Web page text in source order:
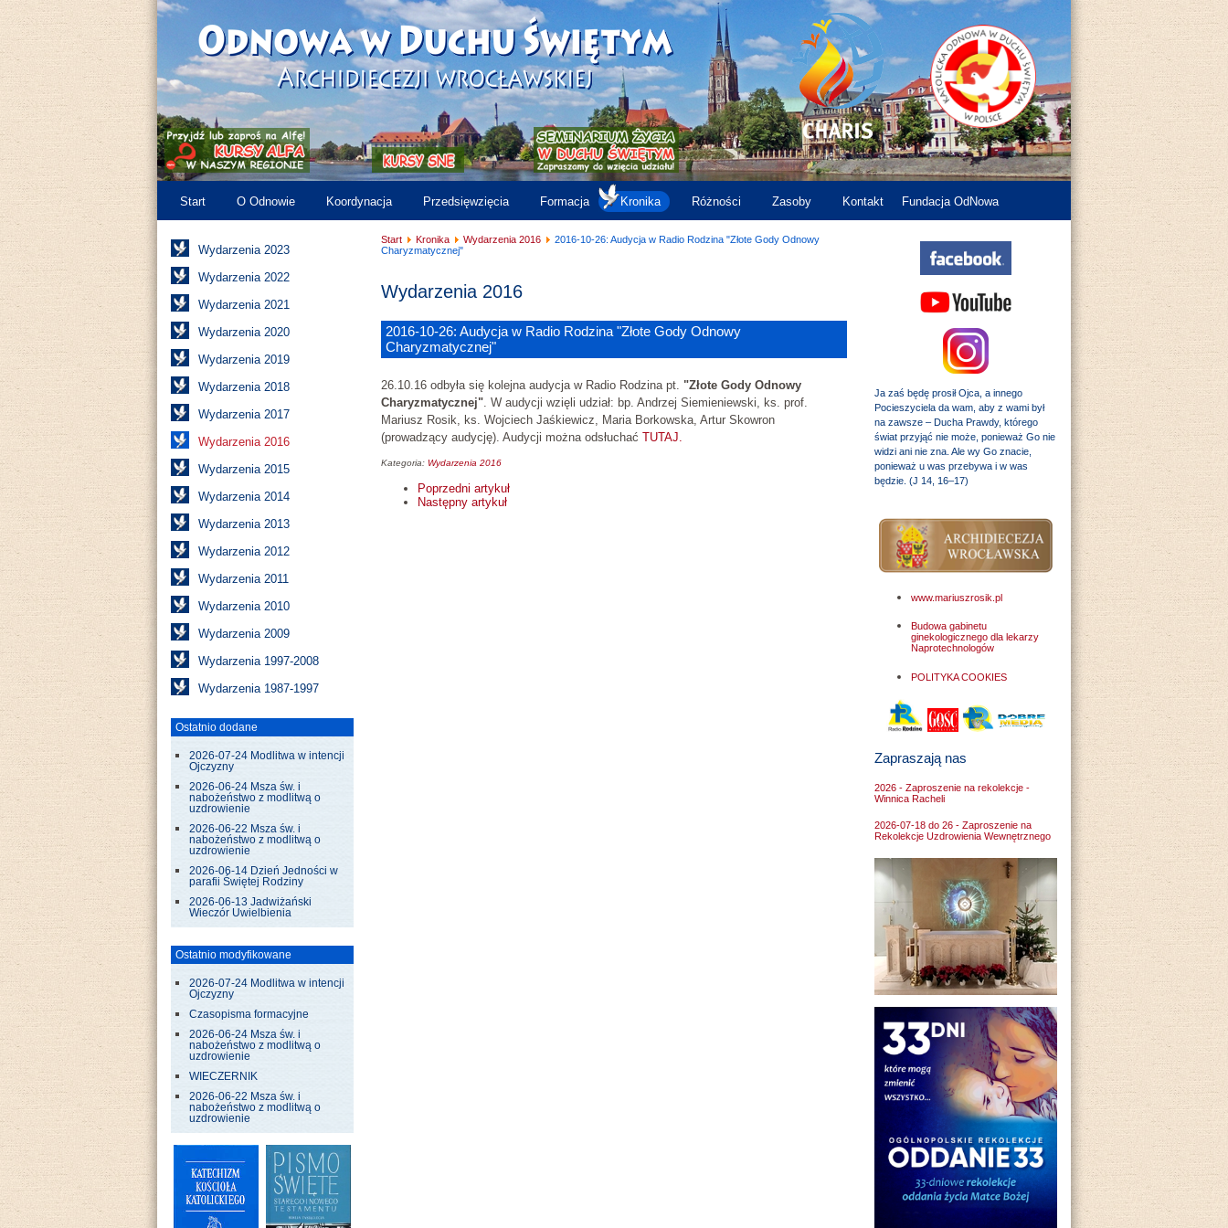
Start O Odnowie Koordynacja Przedsięwzięcia Formacja Kronika Różności Zasoby Kontakt Fundacja OdNowa
Wydarzenia 2023
Wydarzenia 2022
Wydarzenia 2021
Wydarzenia 2020
Wydarzenia 2019
Wydarzenia 2018
Wydarzenia 2017
Wydarzenia 2016
Wydarzenia 2015
Wydarzenia 2014
Wydarzenia 2013
Wydarzenia 2012
Wydarzenia 2011
Wydarzenia 2010
Wydarzenia 2009
Wydarzenia 1997-2008
Wydarzenia 1987-1997
Ostatnio dodane
2026-07-24 Modlitwa w intencji
Ojczyzny
2026-06-24 Msza św. i
nabożeństwo z modlitwą o
uzdrowienie
2026-06-22 Msza św. i
nabożeństwo z modlitwą o
uzdrowienie
2026-06-14 Dzień Jedności w
parafii Świętej Rodziny
2026-06-13 Jadwiżański
Wieczór Uwielbienia
Ostatnio modyfikowane
2026-07-24 Modlitwa w intencji
Ojczyzny
Czasopisma formacyjne
2026-06-24 Msza św. i
nabożeństwo z modlitwą o
uzdrowienie
WIECZERNIK
2026-06-22 Msza św. i
nabożeństwo z modlitwą o
uzdrowienie
Ja zaś będę prosił Ojca, a innego
Pocieszyciela da wam, aby z wami był
na zawsze – Ducha Prawdy, którego
świat przyjąć nie może, ponieważ Go nie
widzi ani nie zna. Ale wy Go znacie,
ponieważ u was przebywa i w was
będzie. (J 14, 16–17)
www.mariuszrosik.pl
Budowa gabinetu
ginekologicznego dla lekarzy
Naprotechnologów
POLITYKA COOKIES
Zapraszają nas
2026 - Zaproszenie na rekolekcje -
Winnica Racheli
2026-07-18 do 26 - Zaproszenie na
Rekolekcje Uzdrowienia Wewnętrznego
Start Kronika Wydarzenia 2016
2016-10-26: Audycja w Radio Rodzina "Złote Gody Odnowy
Charyzmatycznej"
Wydarzenia 2016
2016-10-26: Audycja w Radio Rodzina "Złote Gody Odnowy
Charyzmatycznej"
26.10.16 odbyła się kolejna audycja w Radio Rodzina pt. "Złote Gody Odnowy
Charyzmatycznej". W audycji wzięli udział: bp. Andrzej Siemieniewski, ks. prof.
Mariusz Rosik, ks. Wojciech Jaśkiewicz, Maria Borkowska, Artur Skowron
(prowadzący audycję). Audycji można odsłuchać TUTAJ.
Kategoria: Wydarzenia 2016
Poprzedni artykuł
Następny artykuł